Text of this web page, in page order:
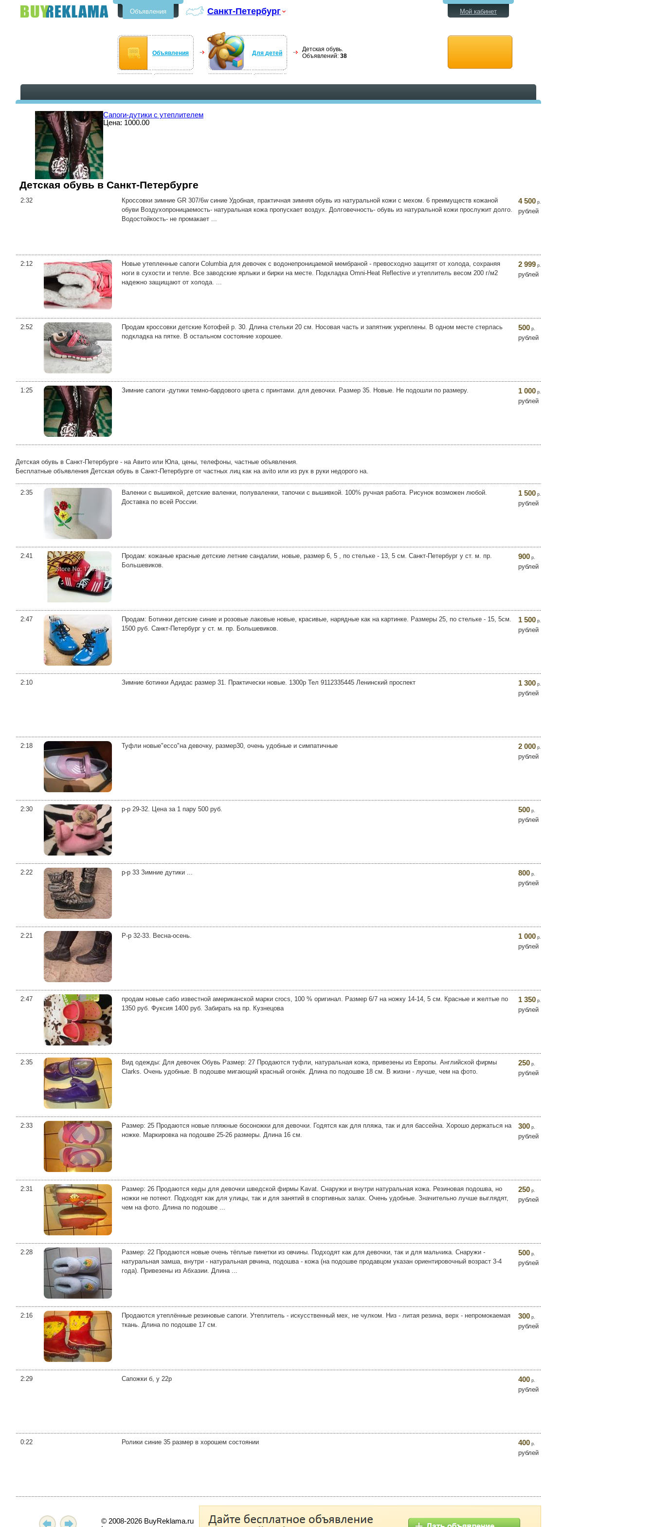
Объявления Санкт-Петербург
Объявления Для детей
Детская обувь.
Объявлений: 38
Мой кабинет
Сапоги-дутики с утеплителем
Цена: 1000.00
Детская обувь в Санкт-Петербурге
2:32
Кроссовки зимние GR 307/6w синие Удобная, практичная зимняя обувь из натуральной кожи с мехом. 6 преимуществ кожаной
обуви Воздухопроницаемость- натуральная кожа пропускает воздух. Долговечность- обувь из натуральной кожи прослужит долго.
Водостойкость- не промакает ...
4 500 р.
рублей
2:12
Новые утепленные сапоги Columbia для девочек с водонепроницаемой мембраной - превосходно защитят от холода, сохраняя
ноги в сухости и тепле. Все заводские ярлыки и бирки на месте. Подкладка Omni-Heat Reflective и утеплитель весом 200 г/м2
надежно защищают от холода. ...
2 999 р.
рублей
2:52
Продам кроссовки детские Котофей р. 30. Длина стельки 20 см. Носовая часть и запятник укреплены. В одном месте стерлась
подкладка на пятке. В остальном состояние хорошее.
500 р.
рублей
1:25 Зимние сапоги -дутики темно-бардового цвета с принтами. для девочки. Размер 35. Новые. Не подошли по размеру. 1 000 р.
рублей
Детская обувь в Санкт-Петербурге - на Авито или Юла, цены, телефоны, частные объявления.
Бесплатные объявления Детская обувь в Санкт-Петербурге от частных лиц как на avito или из рук в руки недорого на.
2:35
Валенки с вышивкой, детские валенки, полуваленки, тапочки с вышивкой. 100% ручная работа. Рисунок возможен любой.
Доставка по всей России.
1 500 р.
рублей
2:41
Продам: кожаные красные детские летние сандалии, новые, размер 6, 5 , по стельке - 13, 5 см. Санкт-Петербург у ст. м. пр.
Большевиков.
900 р.
рублей
2:47
Продам: Ботинки детские синие и розовые лаковые новые, красивые, нарядные как на картинке. Размеры 25, по стельке - 15, 5см.
1500 руб. Санкт-Петербург у ст. м. пр. Большевиков.
1 500 р.
рублей
2:10 Зимние ботинки Адидас размер 31. Практически новые. 1300р Тел 9112335445 Ленинский проспект 1 300 р.
рублей
2:18 Туфли новые"ессо"на девочку, размер30, очень удобные и симпатичные 2 000 р.
рублей
2:30 р-р 29-32. Цена за 1 пару 500 руб. 500 р.
рублей
2:22 р-р 33 Зимние дутики ... 800 р.
рублей
2:21 Р-р 32-33. Весна-осень. 1 000 р.
рублей
2:47
продам новые сабо известной американской марки crocs, 100 % оригинал. Размер 6/7 на ножку 14-14, 5 см. Красные и желтые по
1350 руб. Фуксия 1400 руб. Забирать на пр. Кузнецова
1 350 р.
рублей
2:35
Вид одежды: Для девочек Обувь Размер: 27 Продаются туфли, натуральная кожа, привезены из Европы. Английской фирмы
Clarks. Очень удобные. В подошве мигающий красный огонёк. Длина по подошве 18 см. В жизни - лучше, чем на фото.
250 р.
рублей
2:33
Размер: 25 Продаются новые пляжные босоножки для девочки. Годятся как для пляжа, так и для бассейна. Хорошо держаться на
ножке. Маркировка на подошве 25-26 размеры. Длина 16 см.
300 р.
рублей
2:31
Размер: 26 Продаются кеды для девочки шведской фирмы Kavat. Снаружи и внутри натуральная кожа. Резиновая подошва, но
ножки не потеют. Подходят как для улицы, так и для занятий в спортивных залах. Очень удобные. Значительно лучше выглядят,
чем на фото. Длина по подошве ...
250 р.
рублей
2:28
Размер: 22 Продаются новые очень тёплые пинетки из овчины. Подходят как для девочки, так и для мальчика. Снаружи -
натуральная замша, внутри - натуральная рвчина, подошва - кожа (на подошве продавцом указан ориентировочный возраст 3-4
года). Привезены из Абхазии. Длина ...
500 р.
рублей
2:16
Продаются утеплённые резиновые сапоги. Утеплитель - искусственный мех, не чулком. Низ - литая резина, верх - непромокаемая
ткань. Длина по подошве 17 см.
300 р.
рублей
2:29 Сапожки б, у 22р 400 р.
рублей
0:22 Ролики синие 35 размер в хорошем состоянии 400 р.
рублей
© 2008-2026 BuyReklama.ru